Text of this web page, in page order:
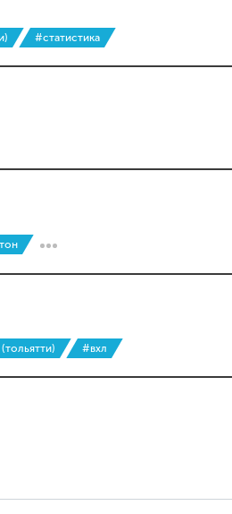
#статистика
#вхл